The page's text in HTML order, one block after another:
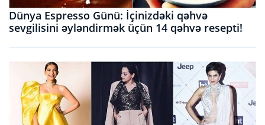
Dünya Espresso Günü: İçinizdəki qəhvə
sevgilisini əyləndirmək üçün 14 qəhvə resepti!